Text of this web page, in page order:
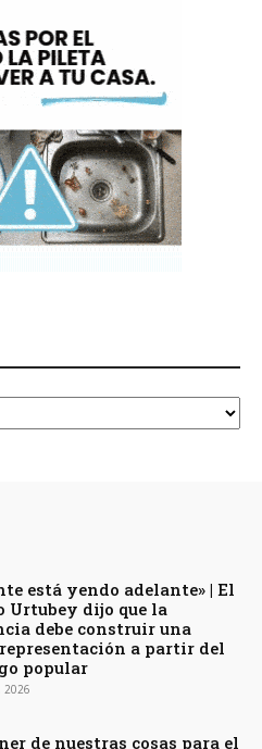
está yendo adelante» | El
Urtubey dijo que la
debe construir una
a partir del
popular
2026
de nuestras cosas para el